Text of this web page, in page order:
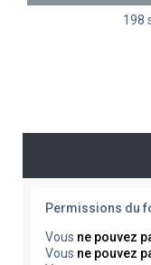
198
Permissions du
Vous ne pouvez
Vous ne pouvez